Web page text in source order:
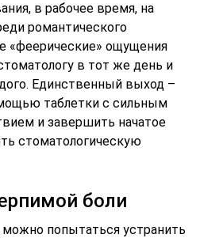
в рабочее время, на
романтического
«феерические» ощущения
в тот же день и
Единственный выход –
таблетки с сильным
и завершить начатое
стоматологическую
боли
можно попытаться устранить